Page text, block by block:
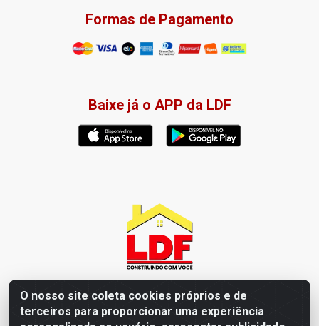
O nosso site coleta cookies próprios e de
terceiros para proporcionar uma experiência
Formas de Pagamento
Baixe já o APP da LDF
LDF Home Center - R. Hortência Helena Amorim Brito, 1343 -
Jardim América, Cabedelo - PB / CEP 58102-660 - CNPJ